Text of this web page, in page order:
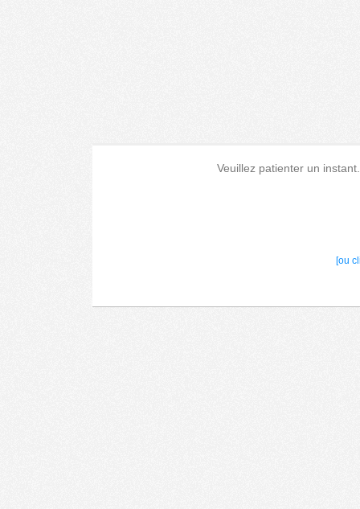
Veuillez patienter un
[ou